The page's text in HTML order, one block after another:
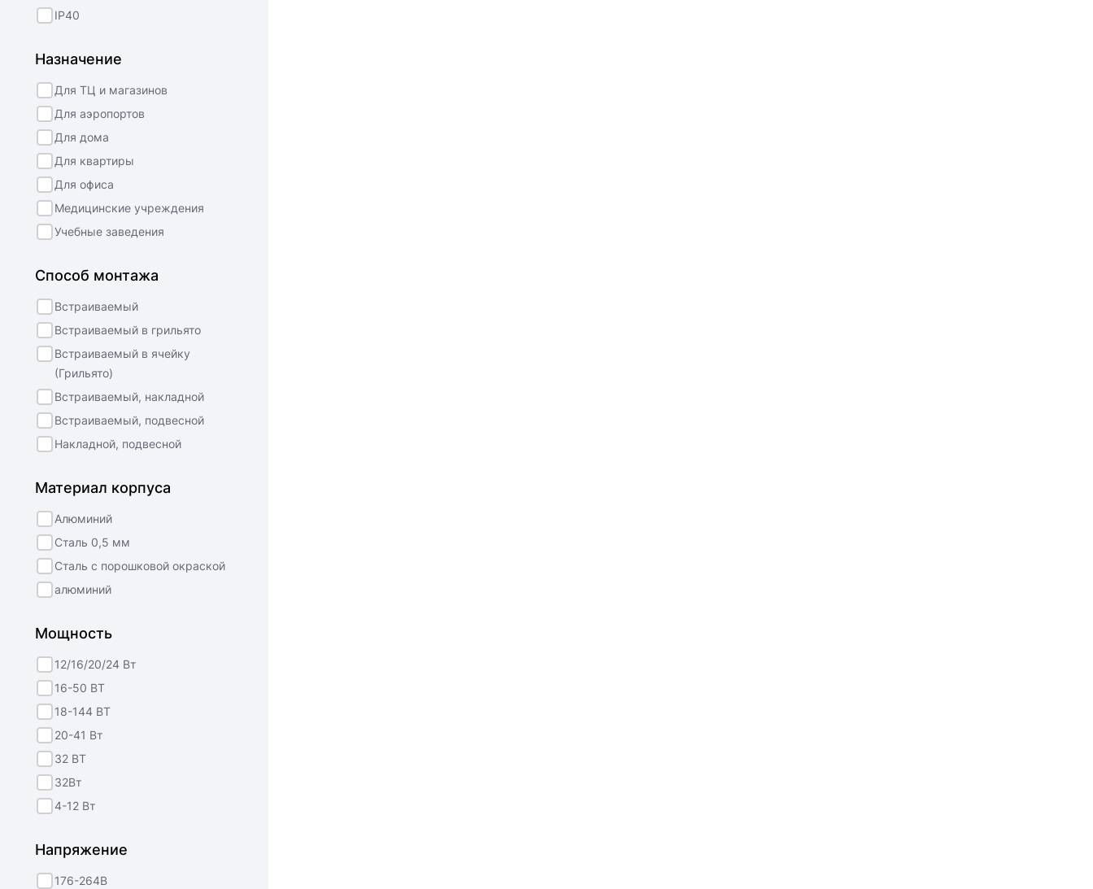
IP40
Назначение
Для ТЦ и магазинов
Для аэропортов
Для дома
Для квартиры
Для офиса
Медицинские учреждения
Учебные заведения
Способ монтажа
Встраиваемый
Встраиваемый в грильято
Встраиваемый в ячейку
(Грильято)
Встраиваемый, накладной
Встраиваемый, подвесной
Накладной, подвесной
Материал корпуса
Алюминий
Сталь 0,5 мм
Сталь с порошковой окраской
алюминий
Мощность
12/16/20/24 Вт
16-50 ВТ
18-144 ВТ
20-41 Вт
32 ВТ
32Вт
4-12 Вт
Напряжение
176-264В